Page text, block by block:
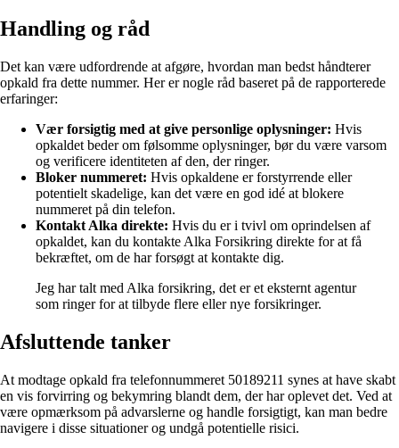
Handling og råd
Det kan være udfordrende at afgøre, hvordan man bedst håndterer
opkald fra dette nummer. Her er nogle råd baseret på de rapporterede
erfaringer:
Vær forsigtig med at give personlige oplysninger: Hvis
opkaldet beder om følsomme oplysninger, bør du være varsom
og verificere identiteten af ​​den, der ringer.
Bloker nummeret: Hvis opkaldene er forstyrrende eller
potentielt skadelige, kan det være en god idé at blokere
nummeret på din telefon.
Kontakt Alka direkte: Hvis du er i tvivl om oprindelsen af
opkaldet, kan du kontakte Alka Forsikring direkte for at få
bekræftet, om de har forsøgt at kontakte dig.
Jeg har talt med Alka forsikring, det er et eksternt agentur
som ringer for at tilbyde flere eller nye forsikringer.
Afsluttende tanker
At modtage opkald fra telefonnummeret 50189211 synes at have skabt
en vis forvirring og bekymring blandt dem, der har oplevet det. Ved at
være opmærksom på advarslerne og handle forsigtigt, kan man bedre
navigere i disse situationer og undgå potentielle risici.